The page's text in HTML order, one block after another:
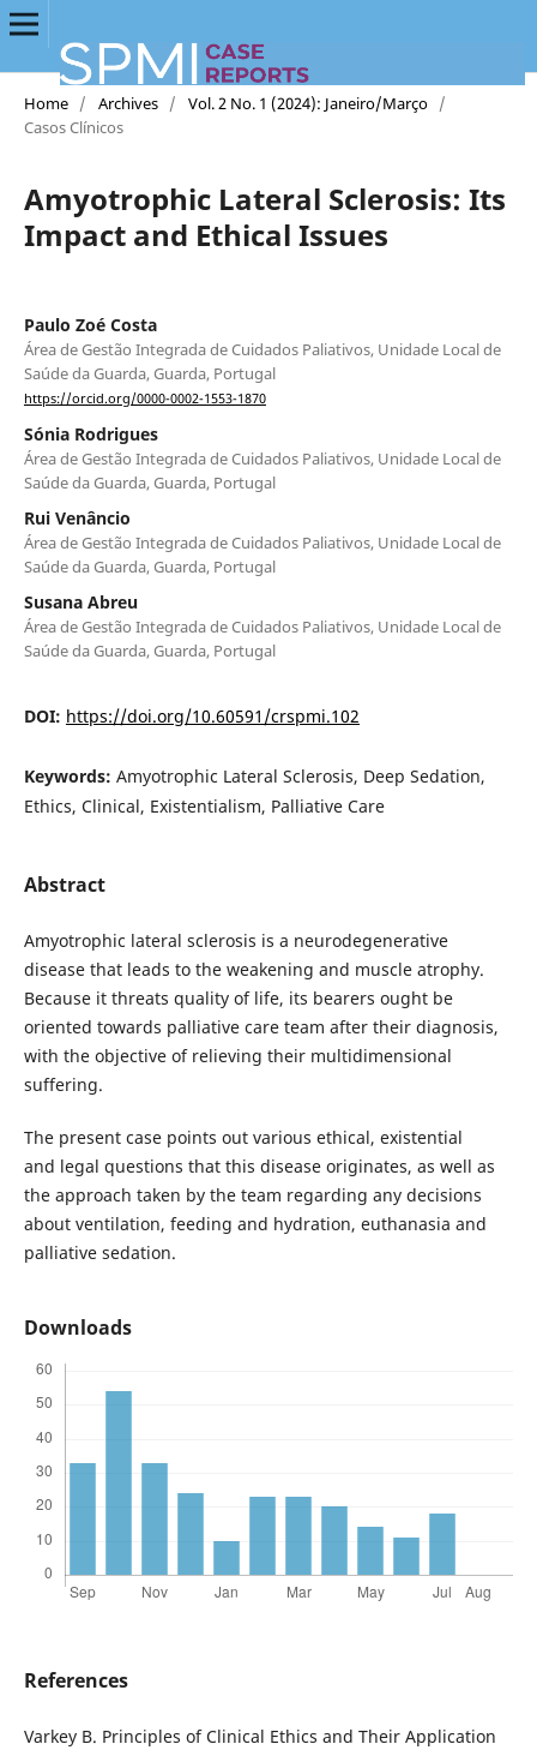
Home / Archives / Vol. 2 No. 1 (2024): Janeiro/Março /
Casos Clínicos
Amyotrophic Lateral Sclerosis: Its
Impact and Ethical Issues
Paulo Zoé Costa
Área de Gestão Integrada de Cuidados Paliativos, Unidade Local de
Saúde da Guarda, Guarda, Portugal
https://orcid.org/0000-0002-1553-1870
Sónia Rodrigues
Área de Gestão Integrada de Cuidados Paliativos, Unidade Local de
Saúde da Guarda, Guarda, Portugal
Rui Venâncio
Área de Gestão Integrada de Cuidados Paliativos, Unidade Local de
Saúde da Guarda, Guarda, Portugal
Susana Abreu
Área de Gestão Integrada de Cuidados Paliativos, Unidade Local de
Saúde da Guarda, Guarda, Portugal
DOI: https://doi.org/10.60591/crspmi.102
Keywords: Amyotrophic Lateral Sclerosis, Deep Sedation,
Ethics, Clinical, Existentialism, Palliative Care
Abstract
Amyotrophic lateral sclerosis is a neurodegenerative
disease that leads to the weakening and muscle atrophy.
Because it threats quality of life, its bearers ought be
oriented towards palliative care team after their diagnosis,
with the objective of relieving their multidimensional
suffering.
The present case points out various ethical, existential
and legal questions that this disease originates, as well as
the approach taken by the team regarding any decisions
about ventilation, feeding and hydration, euthanasia and
palliative sedation.
Downloads
References
Varkey B. Principles of Clinical Ethics and Their Application